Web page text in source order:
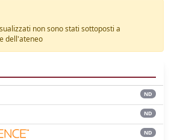
non sono stati sottoposti a
dell'ateneo
ND
ND
ND